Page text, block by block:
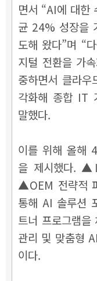
면서 “AI에 대한
균 24% 성장을
도해 왔다”며 “
지털 전환을 가
중하면서 클라
각화해 종합 IT
말했다.
이를 위해 올해
을 제시했다.
▲OEM 전략적
통해 AI 솔루션
트너 프로그램
관리 및 맞춤형
이다.